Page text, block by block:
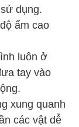
dụng.
ẩm cao
luôn ở
tay vào
xung quanh
các vật dễ